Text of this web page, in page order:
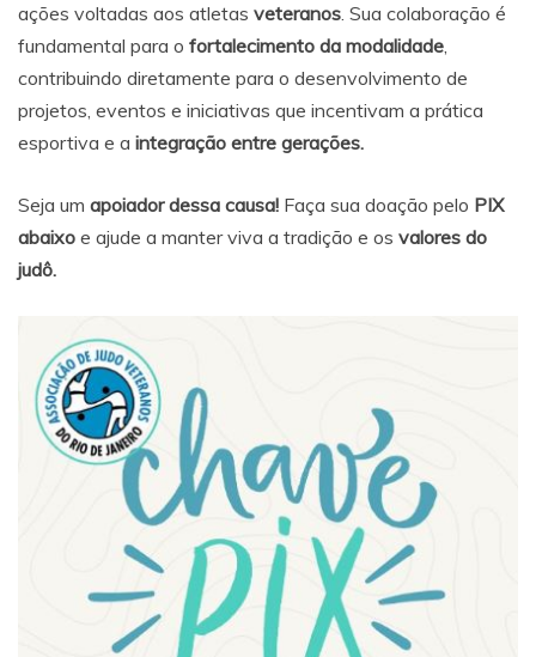
ações voltadas aos atletas veteranos. Sua colaboração é
fundamental para o fortalecimento da modalidade,
contribuindo diretamente para o desenvolvimento de
projetos, eventos e iniciativas que incentivam a prática
esportiva e a integração entre gerações.
Seja um apoiador dessa causa! Faça sua doação pelo PIX
abaixo e ajude a manter viva a tradição e os valores do
judô.